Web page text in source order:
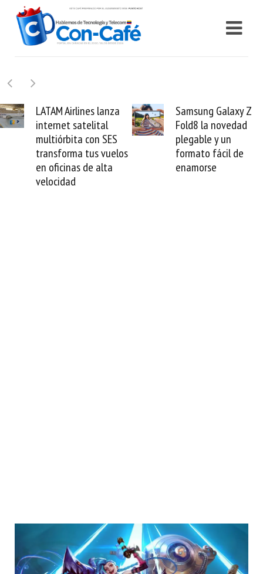
Samsung Galaxy Z
Fold8 la novedad
plegable y un
formato fácil de
enamorse
Cashea levanta 100
millones de dólares y
valida el crédito del
venezolano ante el
mundo